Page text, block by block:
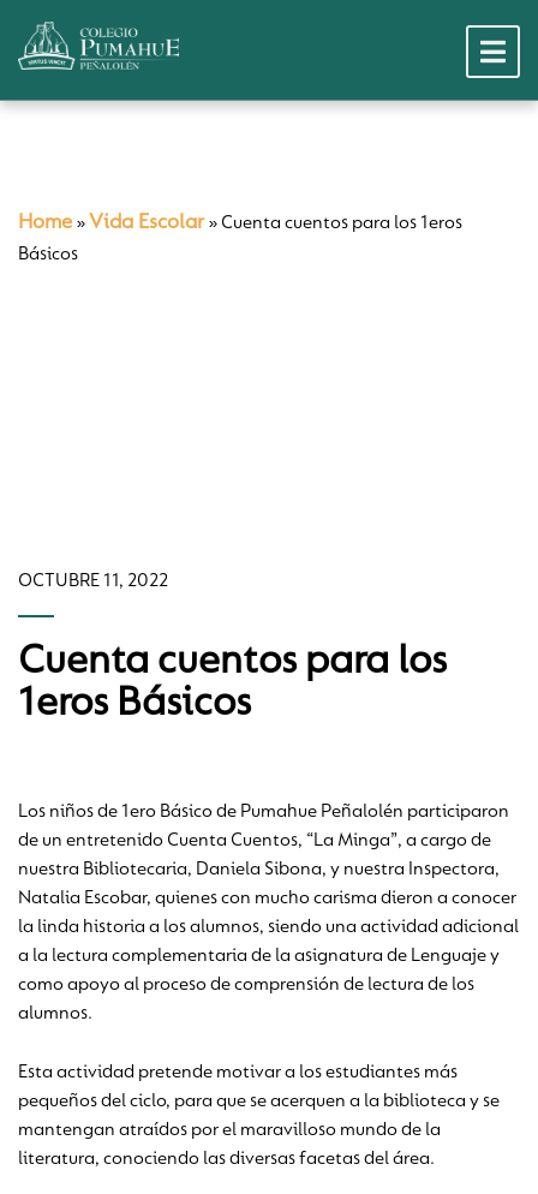
Home » Vida Escolar» Cuenta cuentos para los 1eros
Básicos
OCTUBRE 11, 2022
Cuenta cuentos para los
1eros Básicos
Los niños de 1ero Básico de Pumahue Peñalolén participaron
de un entretenido Cuenta Cuentos, “La Minga”, a cargo de
nuestra Bibliotecaria, Daniela Sibona, y nuestra Inspectora,
Natalia Escobar, quienes con mucho carisma dieron a conocer
la linda historia a los alumnos, siendo una actividad adicional
a la lectura complementaria de la asignatura de Lenguaje y
como apoyo al proceso de comprensión de lectura de los
alumnos.
Esta actividad pretende motivar a los estudiantes más
pequeños del ciclo, para que se acerquen a la biblioteca y se
mantengan atraídos por el maravilloso mundo de la
literatura, conociendo las diversas facetas del área.